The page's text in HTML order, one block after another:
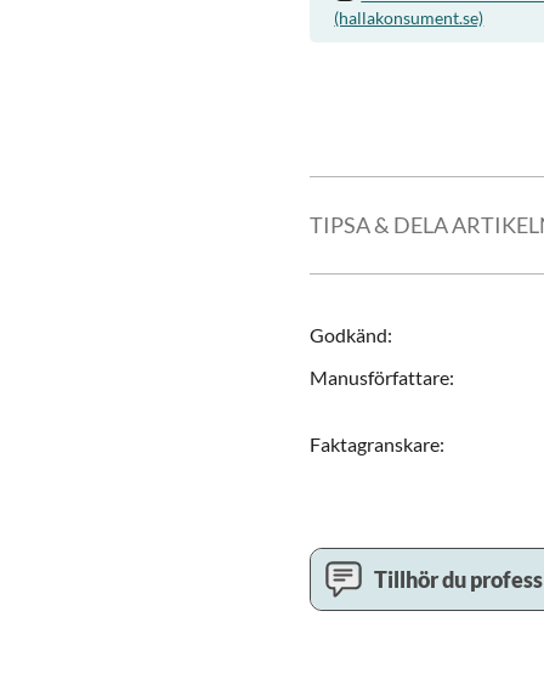
(hallakonsument.se)
TIPSA & DELA
Godkänd:
Manusförfattare:
Faktagranskare:
Tillhör du